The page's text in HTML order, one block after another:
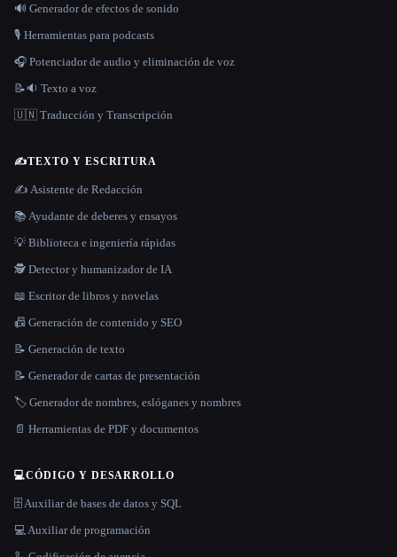
🔊 Generador de efectos de sonido
🎙️ Herramientas para podcasts
🎧 Potenciador de audio y eliminación de voz
📝🔉 Texto a voz
🇺🇳 Traducción y Transcripción
✍️TEXTO Y ESCRITURA
✍️ Asistente de Redacción
📚 Ayudante de deberes y ensayos
💡 Biblioteca e ingeniería rápidas
🕵️ Detector y humanizador de IA
📖 Escritor de libros y novelas
📠 Generación de contenido y SEO
📝 Generación de texto
📝 Generador de cartas de presentación
🏷️ Generador de nombres, eslóganes y nombres
📄 Herramientas de PDF y documentos
💻CÓDIGO Y DESARROLLO
🗄️ Auxiliar de bases de datos y SQL
💻 Auxiliar de programación